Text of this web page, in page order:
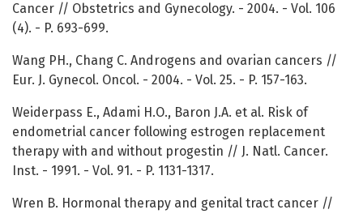
Cancer // Obstetrics and Gynecology. - 2004. - Vol. 106
(4). - P. 693-699.
Wang PH., Chang C. Androgens and ovarian cancers //
Eur. J. Gynecol. Oncol. - 2004. - Vol. 25. - P. 157-163.
Weiderpass E., Adami H.O., Baron J.A. et al. Risk of
endometrial cancer following estrogen replacement
therapy with and without progestin // J. Natl. Cancer.
Inst. - 1991. - Vol. 91. - P. 1131-1317.
Wren B. Hormonal therapy and genital tract cancer //